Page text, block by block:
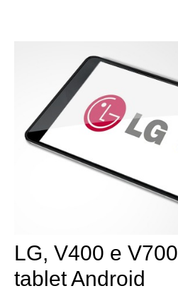
LG, V400 e
tablet Android